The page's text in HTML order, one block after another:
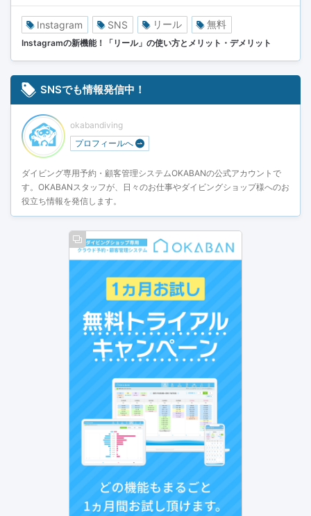
Instagram SNS リール 無料
Instagramの新機能！「リール」の使い方とメリット・デメリット
SNSでも情報発信中！
okabandiving
プロフィールへ
ダイビング専用予約・顧客管理システムOKABANの公式アカウントで
す。OKABANスタッフが、日々のお仕事やダイビングショップ様へのお
役立ち情報を発信します。